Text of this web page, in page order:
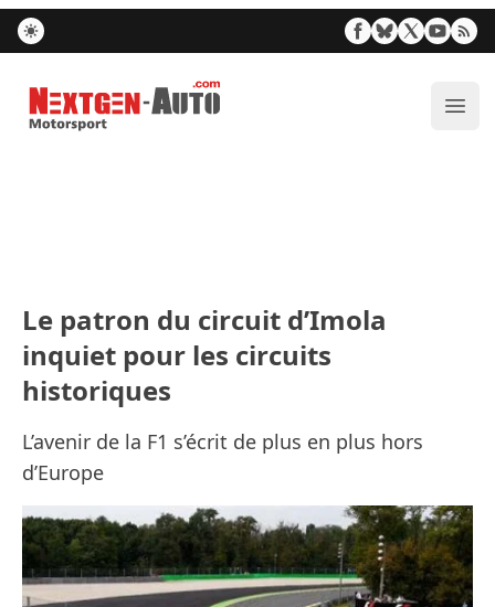
Nextgen-Auto.com
Le patron du circuit d’Imola
inquiet pour les circuits
historiques
L’avenir de la F1 s’écrit de plus en plus hors
d’Europe